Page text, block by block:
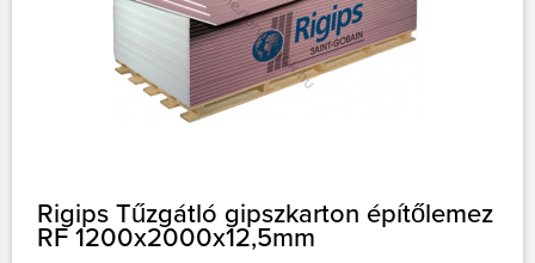
Rigips Tűzgátló gipszkarton építőlemez
RF 1200x2000x12,5mm